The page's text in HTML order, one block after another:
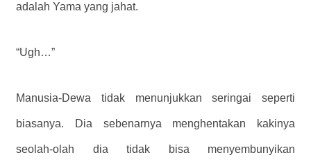
adalah Yama yang jahat.
“Ugh…”
Manusia-Dewa tidak menunjukkan seringai seperti
biasanya. Dia sebenarnya menghentakan kakinya
seolah-olah dia tidak bisa menyembunyikan